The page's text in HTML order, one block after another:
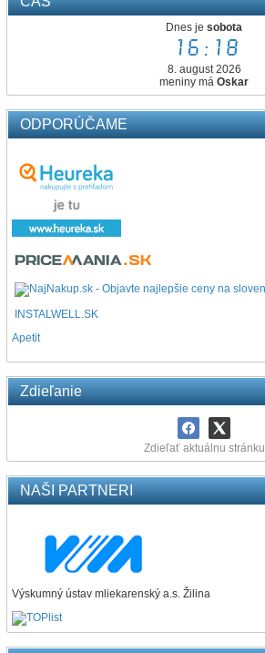
Dnes je sobota
16:18
8. august 2026
meniny má Oskar
ODPORÚČAME
INSTALWELL.SK
Apetit
Zdieľanie
Zdieľať aktuálnu stránku
NAŠI PARTNERI
Výskumný ústav mliekarenský a.s. Žilina